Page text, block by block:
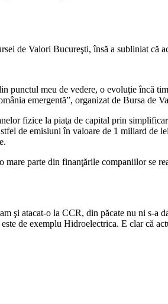
de Valori Bucureşti, însă a subliniat că
punctul meu de vedere, o evoluţie încă
emergentă”, organizat de Bursa de
fizice la piaţa de capital prin
de emisiuni în valoare de 1 miliard de
parte din finanţările companiilor se
şi atacat-o la CCR, din păcate nu ni s-a
de exemplu Hidroelectrica. E clar că